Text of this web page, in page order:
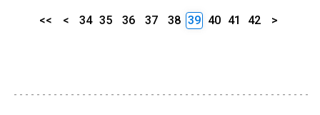
<< < 34 35 36 37 38 39 40 41 42 >